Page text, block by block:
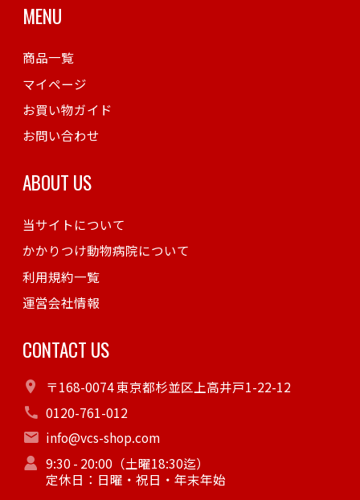
MENU
商品一覧
マイページ
お買い物ガイド
お問い合わせ
ABOUT US
当サイトについて
かかりつけ動物病院について
利用規約一覧
運営会社情報
CONTACT US
〒168-0074 東京都杉並区上高井戸1-22-12
0120-761-012
info@vcs-shop.com
9:30 - 20:00（土曜18:30迄）
定休日：日曜・祝日・年末年始